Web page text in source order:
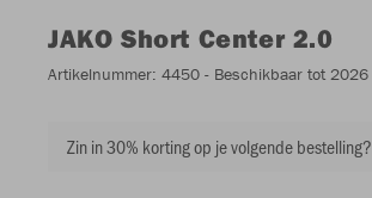
JAKO Short Center 2.0
Artikelnummer: 4450 - Beschikbaar tot 2026
Zin in 30% korting op je volgende bestelling?